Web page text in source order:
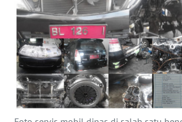
PERISTIWA
Informasi
INDEKS
BERITA
KONTAK